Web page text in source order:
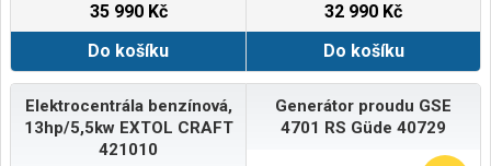
35 990 Kč
Do košíku
32 990 Kč
Do košíku
Elektrocentrála benzínová,
13hp/5,5kw EXTOL CRAFT
421010
Generátor proudu GSE
4701 RS Güde 40729